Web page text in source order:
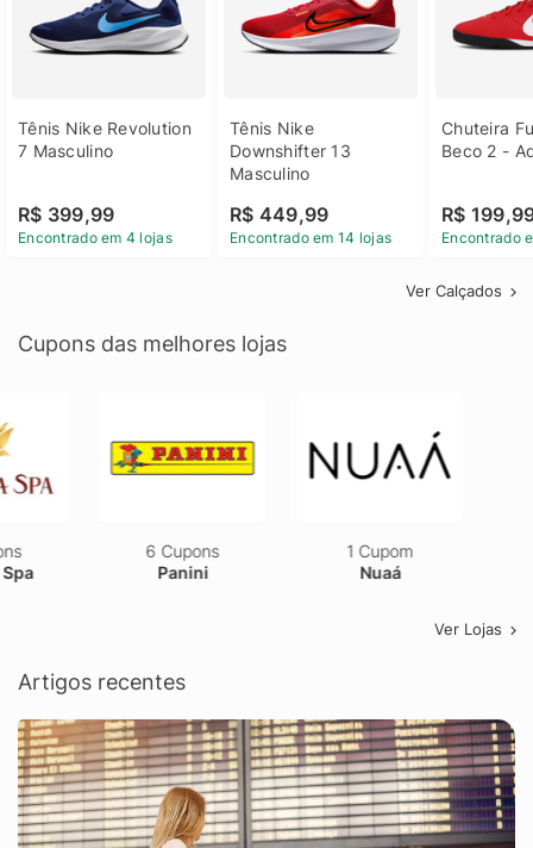
Tênis Nike Revolution
7 Masculino
R$ 399,99
Encontrado em 4 lojas
Tênis Nike
Downshifter 13
Masculino
R$ 449,99
Encontrado em 14 lojas
Chuteira
Beco 2 -
R$
Encontrado
Ver Calçados
Cupons das melhores lojas
Ver Lojas
Artigos recentes